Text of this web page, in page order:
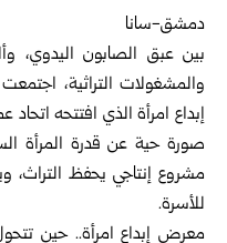
دمشق-سانا
بين عبق الصابون اليدوي،
والمشغولات التراثية،
إبداع امرأة الذي افتتحه اتحاد
صورة حية عن قدرة المرأة
مشروع إنتاجي يحفظ التراث،
للأسرة.